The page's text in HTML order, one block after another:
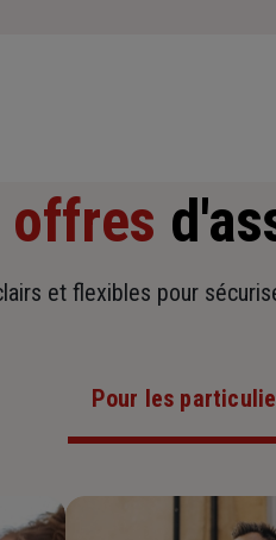
offres
et flexibles pour
Pour les